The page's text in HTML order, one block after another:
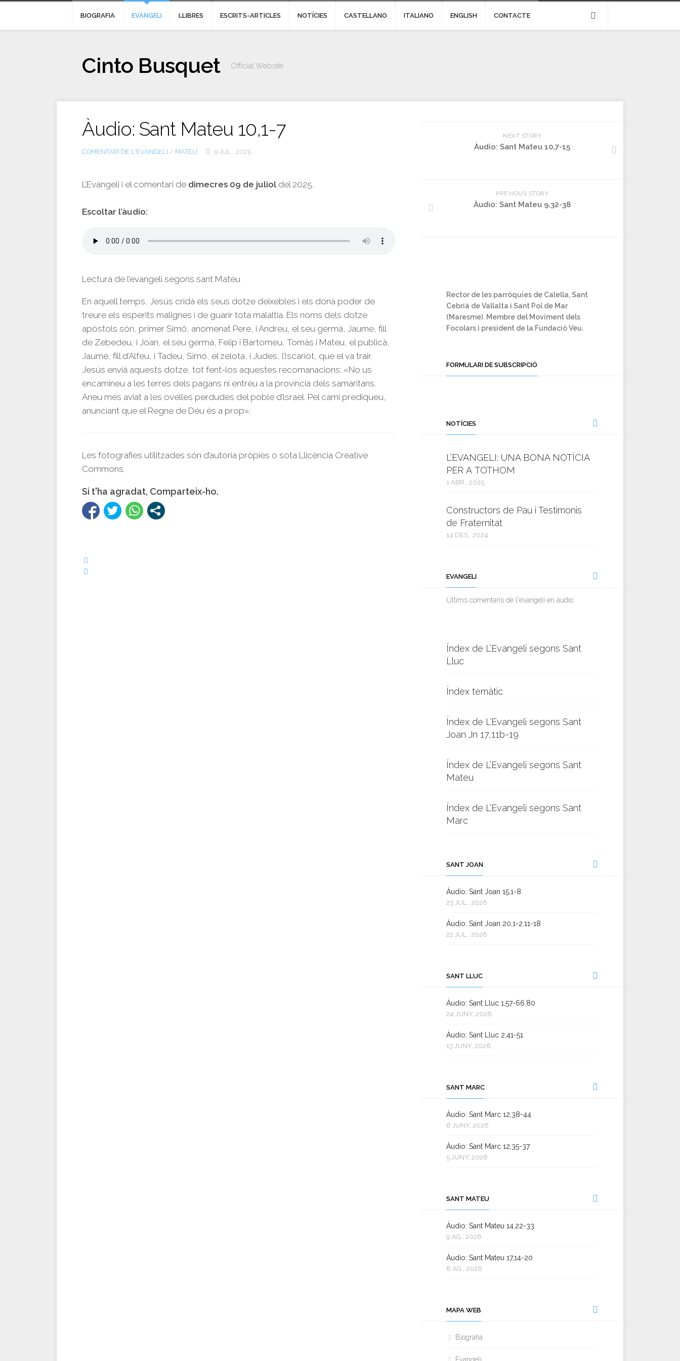
BIOGRAFIA EVANGELI LLIBRES ESCRITS-ARTICLES NOTÍCIES CASTELLANO ITALIANO ENGLISH CONTACTE
Cinto Busquet Official Website
Àudio: Sant Mateu 10,1-7
COMENTARI DE L'EVANGELI / MATEU 9 JUL., 2025
L’Evangeli i el comentari de dimecres 09 de juliol del 2025.
Escoltar l’àudio:
Lectura de l’evangeli segons sant Mateu
En aquell temps, Jesús cridà els seus dotze deixebles i els donà poder de
treure els esperits malignes i de guarir tota malaltia. Els noms dels dotze
apòstols són, primer Simó, anomenat Pere, i Andreu, el seu germà, Jaume, fill
de Zebedeu, i Joan, el seu germà, Felip i Bartomeu, Tomàs i Mateu, el publicà,
Jaume, fill d’Alfeu, i Tadeu, Simó, el zelota, i Judes, l’Iscariot, que el va trair.
Jesús envià aquests dotze, tot fent-los aquestes recomanacions: «No us
encamineu a les terres dels pagans ni entreu a la província dels samaritans.
Aneu més aviat a les ovelles perdudes del poble d’lsrael. Pel camí prediqueu,
anunciant que el Regne de Déu és a prop».
Les fotografies utilitzades són d’autoria pròpies o sota Llicència Creative
Commons.
Si t'ha agradat, Comparteix-ho.
NEXT STORY
Àudio: Sant Mateu 10,7-15
PREVIOUS STORY
Àudio: Sant Mateu 9,32-38
Rector de les parròquies de Calella, Sant
Cebrià de Vallalta i Sant Pol de Mar
(Maresme). Membre del Moviment dels
Focolars i president de la Fundació Veu.
FORMULARI DE SUBSCRIPCIÓ
NOTÍCIES
L’EVANGELI: UNA BONA NOTÍCIA
PER A TOTHOM
1 ABR., 2025
Constructors de Pau i Testimonis
de Fraternitat
14 DES., 2024
EVANGELI
Ùltims comentaris de l'evangeli en àudio:
Índex de L’Evangeli segons Sant
Lluc
Índex temàtic
Índex de L’Evangeli segons Sant
Joan Jn 17,11b-19
Índex de L’Evangeli segons Sant
Mateu
Índex de L’Evangeli segons Sant
Marc
SANT JOAN
Àudio: Sant Joan 15,1-8
23 JUL., 2026
Àudio: Sant Joan 20,1-2.11-18
22 JUL., 2026
SANT LLUC
Àudio: Sant Lluc 1,57-66.80
24 JUNY, 2026
Àudio: Sant Lluc 2,41-51
13 JUNY, 2026
SANT MARC
Àudio: Sant Marc 12,38-44
6 JUNY, 2026
Àudio: Sant Marc 12,35-37
5 JUNY, 2026
SANT MATEU
Àudio: Sant Mateu 14,22-33
9 AG., 2026
Àudio: Sant Mateu 17,14-20
8 AG., 2026
MAPA WEB
Biografia